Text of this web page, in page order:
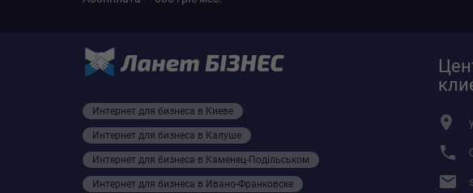
Интернет для бизнеса в Киеве
Интернет для бизнеса в Калуше
Интернет для бизнеса в Камeнец-Подільськом
Интернет для бизнеса в Ивано-Франковске